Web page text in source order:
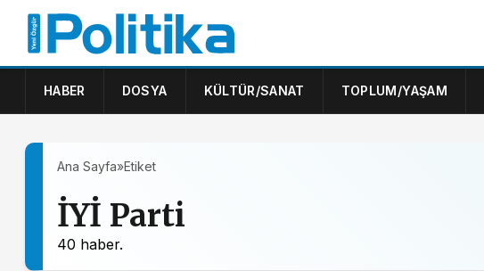
HABER DOSYA KÜLTÜR/SANAT TOPLUM/YAŞAM
Ana Sayfa»Etiket
İYİ Parti
40 haber.